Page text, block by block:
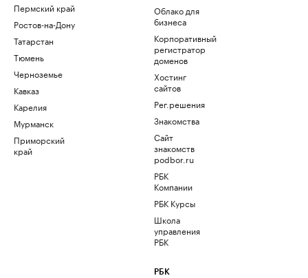
Пермский край
Ростов-на-Дону
Татарстан
Тюмень
Черноземье
Кавказ
Карелия
Мурманск
Приморский
край
Облако для
бизнеса
Корпоративный
регистратор
доменов
Хостинг
сайтов
Рег.решения
Знакомства
Сайт
знакомств
podbor.ru
РБК
Компании
РБК Курсы
Школа
управления
РБК
РБК